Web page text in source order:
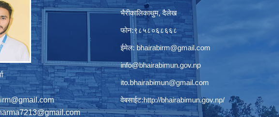
भैरीकालिकाथुम, दैलेख
फोन:९८५८०६८६६८
ईमेल: bhairabirm@gmail.com
info@bhairabimun.gov.np
ito.bhairabimun@gmail.com
वेबसाईट:http://bhairabimun.gov.np/